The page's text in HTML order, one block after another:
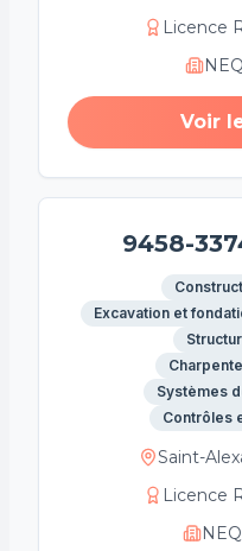
Licence
NEQ
Voir
9458-
Excavation et
Systèmes
Contrôles
Saint-
Licence
NEQ